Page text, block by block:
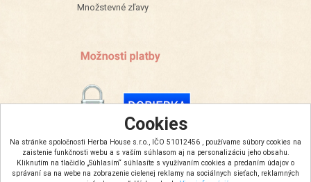
Cookies
Na stránke spoločnosti Herba House s.r.o., IČO 51012456 , používame súbory cookies na
zaistenie funkčnosti webu a s vaším súhlasom aj na personalizáciu jeho obsahu.
Kliknutím na tlačidlo „Súhlasím“ súhlasíte s využívaním cookies a predaním údajov o
správaní sa na webe na zobrazenie cielenej reklamy na sociálnych sieťach, reklamných
Množstevné zľavy